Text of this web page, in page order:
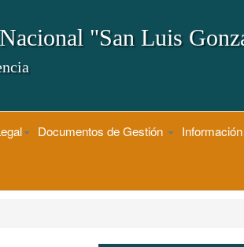
"San Luis
Documentos de Gestión